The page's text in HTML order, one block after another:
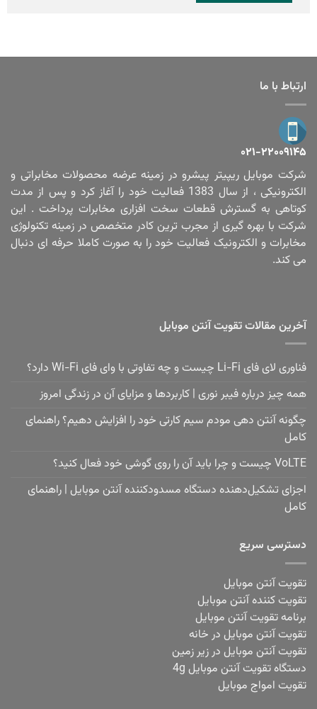
ارتباط با ما
۰۲۱-۲۲۰۰۹۱۴۵
شرکت موبایل ریپیتر پیشرو در زمینه عرضه محصولات مخابراتی و
الکترونیکی ، از سال 1383 فعالیت خود را آغاز کرد و پس از مدت
کوتاهی به گسترش قطعات سخت افزاری مخابرات پرداخت . این
شرکت با بهره گیری از مجرب ترین کادر متخصص در زمینه تکنولوژی
مخابرات و الکترونیک فعالیت خود را به صورت کاملا حرفه ای دنبال
می کند.
آخرین مقالات تقویت آنتن موبایل
فناوری لای فای Li-Fi چیست و چه تفاوتی با وای فای Wi-Fi دارد؟
همه چیز درباره فیبر نوری | کاربردها و مزایای آن در زندگی امروز
چگونه آنتن دهی مودم سیم کارتی خود را افزایش دهیم؟ راهنمای
کامل
VoLTE چیست و چرا باید آن را روی گوشی خود فعال کنید؟
اجزای تشکیل‌دهنده دستگاه مسدودکننده آنتن موبایل | راهنمای
کامل
دسترسی سریع
تقویت آنتن موبایل
تقویت کننده آنتن موبایل
برنامه تقویت آنتن موبایل
تقویت آنتن موبایل در خانه
تقویت آنتن موبایل در زیر زمین
دستگاه تقویت آنتن موبایل 4g
تقویت امواج موبایل